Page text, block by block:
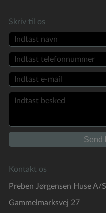
Skriv til os
Kontakt os
Preben Jørgensen Huse A/S
Gammelmarksvej 27